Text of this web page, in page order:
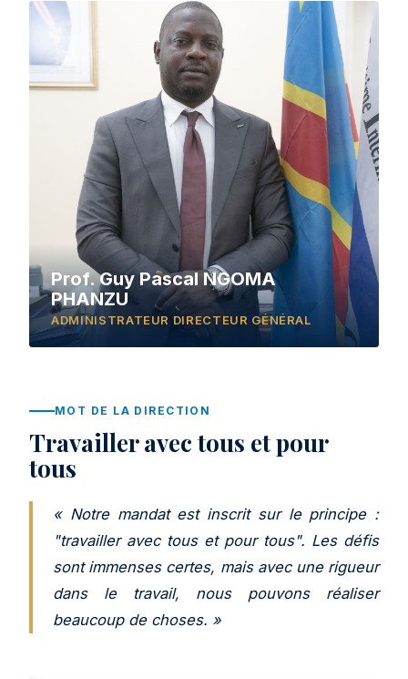
Prof. Guy Pascal NGOMA
PHANZU
ADMINISTRATEUR DIRECTEUR GÉNÉRAL
MOT DE LA DIRECTION
Travailler avec tous et pour
tous
« Notre mandat est inscrit sur le principe :
"travailler avec tous et pour tous". Les défis
sont immenses certes, mais avec une rigueur
dans le travail, nous pouvons réaliser
beaucoup de choses. »